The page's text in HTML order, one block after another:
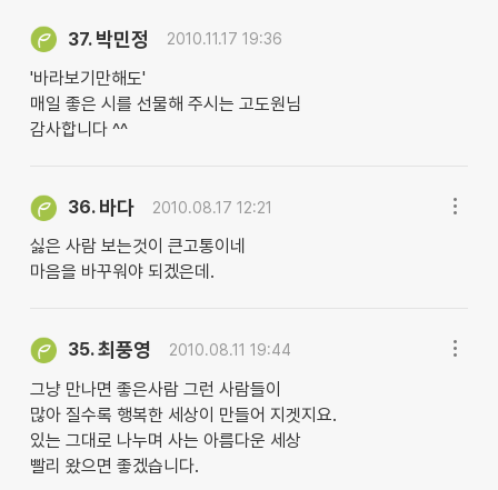
37. 박민정 2010.11.17 19:36
'바라보기만해도'
매일 좋은 시를 선물해 주시는 고도원님
감사합니다 ^^
36. 바다 2010.08.17 12:21
싫은 사람 보는것이 큰고통이네
마음을 바꾸워야 되겠은데.
35.최풍영 2010.08.11 19:44
그냥 만나면 좋은사람 그런 사람들이
많아 질수록 행복한 세상이 만들어 지겟지요.
있는 그대로 나누며 사는 아름다운 세상
빨리 왔으면 좋겠습니다.